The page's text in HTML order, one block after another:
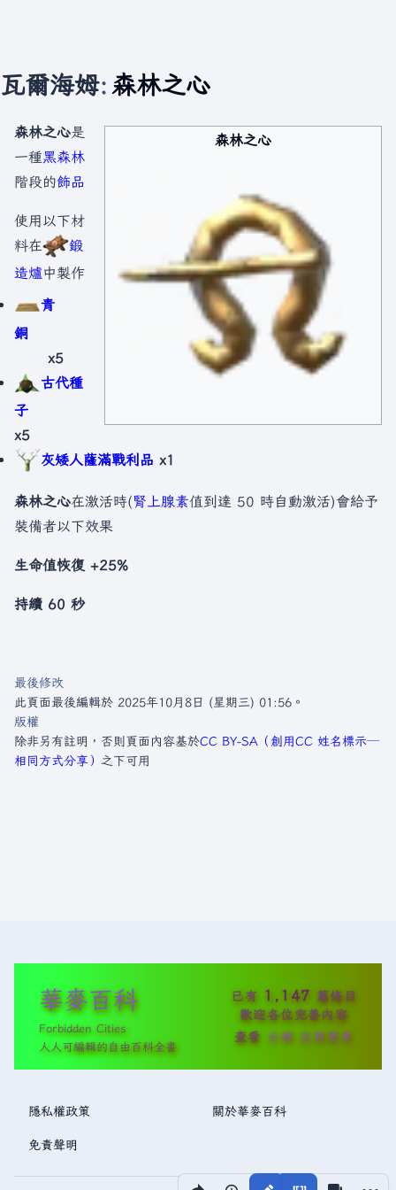
瓦爾海姆: 森林之心
分享此頁面 更多
森林之心
森林之心是
一種黑森林
階段的飾品
使用以下材
料在
鍛
造爐中製作
青
銅
x5
古代種
子
x5
灰矮人薩滿戰利品 x1
森林之心在激活時(腎上腺素值到達 50 時自動激活)會給予
裝備者以下效果
生命值恢復 +25%
持續 60 秒
最後修改
此頁面最後編輯於 2025年10月8日 (星期三) 01:56。
版權
除非另有註明，否則頁面內容基於CC BY-SA（創用CC 姓名標示─
相同方式分享） 之下可用
華麥百科
Forbidden Cities
人人可編輯的自由百科全書
已有 1,147 篇條目
歡迎各位完善內容
查看 分類 近期變更
隱私權政策 關於華麥百科
免責聲明